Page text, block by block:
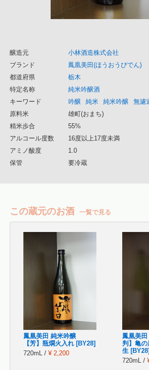
醸造元
小林酒造株式会社
ブランド
鳳凰美田(ほうおうびでん)
都道府県
栃木
特定名称
純米吟醸酒
キーワード
吟醸 純米 純米吟醸 無濾
原料米
雄町(おまち)
精米歩合
55%
アルコール度数
16度以上17度未満
アミノ酸度
1.0
保管
要冷蔵
この蔵元のお酒 一覧で見る
鳳凰美田 純米吟醸
【芳】瓶燗火入れ [BY28]
720mL / ¥ 2,200
鳳凰美
判】亀
生 [BY28]
720mL /